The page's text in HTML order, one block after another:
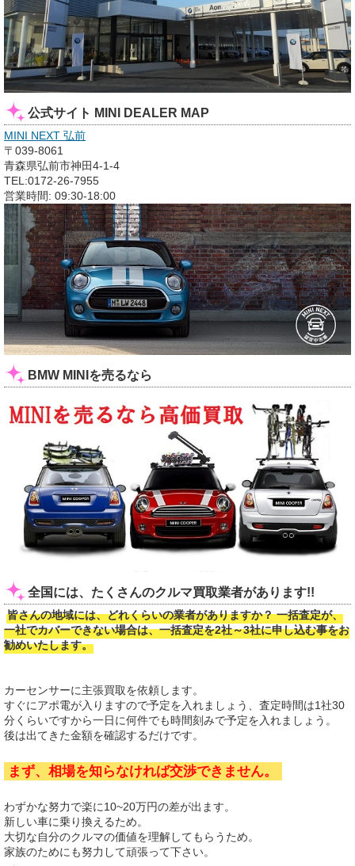
公式サイト MINI DEALER MAP
MINI NEXT 弘前
〒039-8061
青森県弘前市神田4-1-4
TEL:0172-26-7955
営業時間: 09:30-18:00
BMW MINIを売るなら
全国には、たくさんのクルマ買取業者があります!!
皆さんの地域には、どれくらいの業者がありますか？ 一括査定が、
一社でカバーできない場合は、一括査定を2社～3社に申し込む事をお
勧めいたします。
カーセンサーに主張買取を依頼します。
すぐにアポ電が入りますので予定を入れましょう、査定時間は1社30
分くらいですから一日に何件でも時間刻みで予定を入れましょう。
後は出てきた金額を確認するだけです。
まず、相場を知らなければ交渉できません。
わずかな努力で楽に10~20万円の差が出ます。
新しい車に乗り換えるため。
大切な自分のクルマの価値を理解してもらうため。
家族のためにも努力して頑張って下さい。